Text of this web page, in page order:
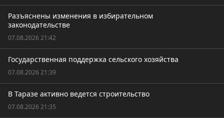
Разъяснены изменения в избирательном
законодательстве
07.08.2026 21:42
Государственная поддержка сельского хозяйства
07.08.2026 21:39
В Таразе активно ведется строительство
07.08.2026 21:35